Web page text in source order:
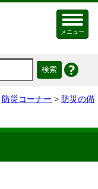
メニュー
防災コーナー > 防災の備